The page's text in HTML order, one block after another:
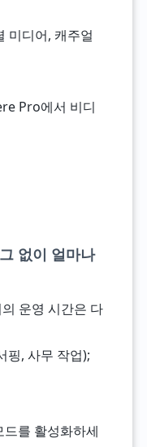
미디어, 캐주얼
Pro에서 비디
없이 얼마나
운영 시간은 다
핑, 사무 작업);
를 활성화하세